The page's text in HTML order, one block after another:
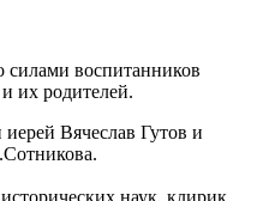
силами воспитанников
их родителей.
Вячеслав Гутов и
наук, клирик